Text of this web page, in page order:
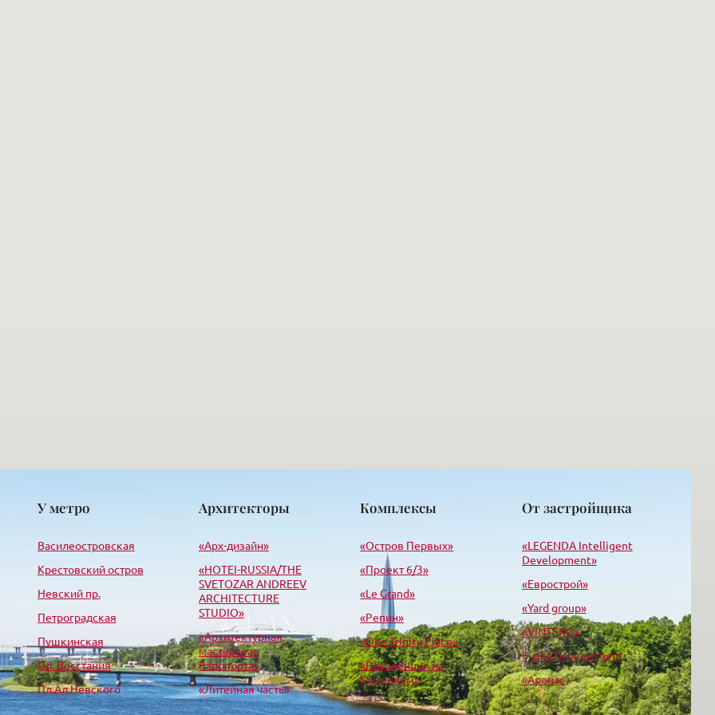
У метро
Василеостровская
Крестовский остров
Невский пр.
Петроградская
Пушкинская
Пл. Восстания
Пл.Ал.Невского
Архитекторы
«Арх-дизайн»
«HОTEI-RUSSIA/THE
SVETOZAR ANDREEV
ARCHITECTURE
STUDIO»
«Архитектурная
мастерская
Рапопорта»
«Литейная часть»
Комплексы
«Остров Первых»
«Проект 6/3»
«Le Grand»
«Репин»
«One Trinity Place»
«Резиденция на
Каменном»
«Suomi»
От застройщика
«LEGENDA Intelligent
Development»
«Еврострой»
«Yard group»
«VINTEKO»
Fizika Development
«Арена»
«Корпорация С»